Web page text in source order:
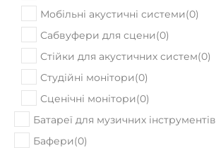
Мобільні акустичні системи(0)
Сабвуфери для сцени(0)
Стійки для акустичних систем(0)
Студійні монітори(0)
Сценічні монітори(0)
Батареї для музичних інструментів
Бафери(0)